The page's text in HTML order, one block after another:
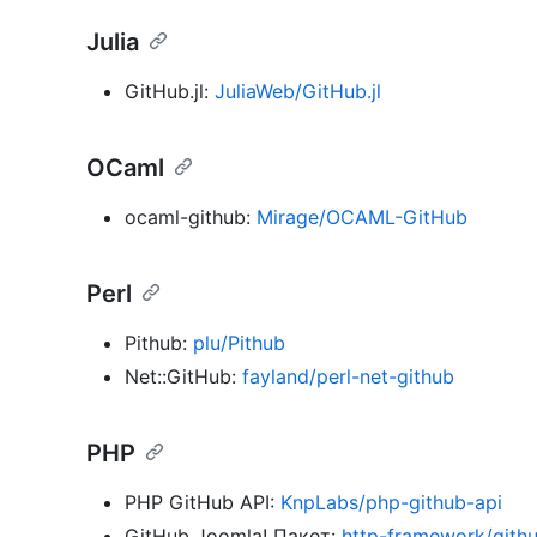
Julia
GitHub.jl: JuliaWeb/GitHub.jl
OCaml
ocaml-github: Mirage/OCAML-GitHub
Perl
Pithub: plu/Pithub
Net::GitHub: fayland/perl-net-github
PHP
PHP GitHub API: KnpLabs/php-github-api